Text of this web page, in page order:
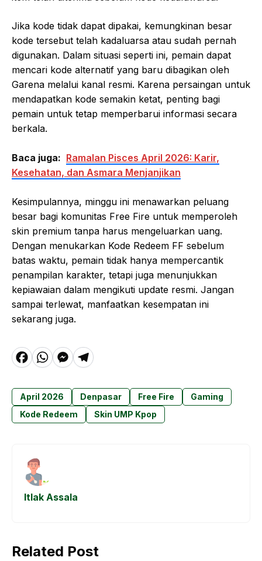
Jika kode tidak dapat dipakai, kemungkinan besar
kode tersebut telah kadaluarsa atau sudah pernah
digunakan. Dalam situasi seperti ini, pemain dapat
mencari kode alternatif yang baru dibagikan oleh
Garena melalui kanal resmi. Karena persaingan untuk
mendapatkan kode semakin ketat, penting bagi
pemain untuk tetap memperbarui informasi secara
berkala.
Baca juga: Ramalan Pisces April 2026: Karir,
Kesehatan, dan Asmara Menjanjikan
Kesimpulannya, minggu ini menawarkan peluang
besar bagi komunitas Free Fire untuk memperoleh
skin premium tanpa harus mengeluarkan uang.
Dengan menukarkan Kode Redeem FF sebelum
batas waktu, pemain tidak hanya mempercantik
penampilan karakter, tetapi juga menunjukkan
kepiawaian dalam mengikuti update resmi. Jangan
sampai terlewat, manfaatkan kesempatan ini
sekarang juga.
F
c
e
W
a
t
A
p
p
M
s
s
e
r
T
e
g
April 2026 Denpasar Free Fire
Gaming
Kode Redeem
Skin UMP Kpop
Itlak Assala
Related Post